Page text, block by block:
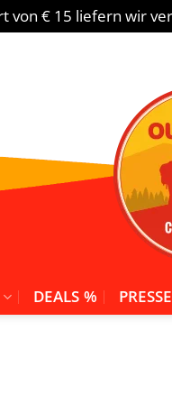
von € 15 liefern wir
DEALS % PRESSE